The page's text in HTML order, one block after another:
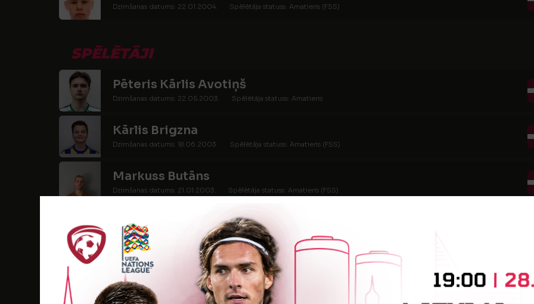
Dzimšanas datums: 22.01.2004. Spēlētāja statuss: Amatieris (FSS)
SPĒLĒTĀJI
Pēteris Kārlis Avotiņš
Dzimšanas datums: 22.05.2003. Spēlētāja statuss: Amatieris
Kārlis Brigzna
Dzimšanas datums: 18.06.2003. Spēlētāja statuss: Amatieris (FSS)
Markuss Butāns
Dzimšanas datums: 21.01.2003. Spēlētāja statuss: Amatieris (FSS)
Matīss Ričards Cīrulis
Dzimšanas datums: 23.08.2004. Spēlētāja statuss: Amatieris (FSS)
Artjoms Druzenko
Dzimšanas datums: 31.01.2003. Spēlētāja statuss: Amatieris (FSS)